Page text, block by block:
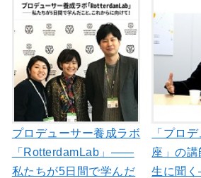
プロデューサー養成ラボ
「RotterdamLab」――
私たちが5日間で学んだ
「プロ
座」の
生に聞